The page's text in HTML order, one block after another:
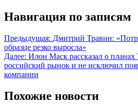
Навигация по записям
Предыдущая: Дмитрий Травин:
образце резко выросла»
Далее: Илон Маск рассказал о планах
российский рынок и не исключил
компании
Похожие новости